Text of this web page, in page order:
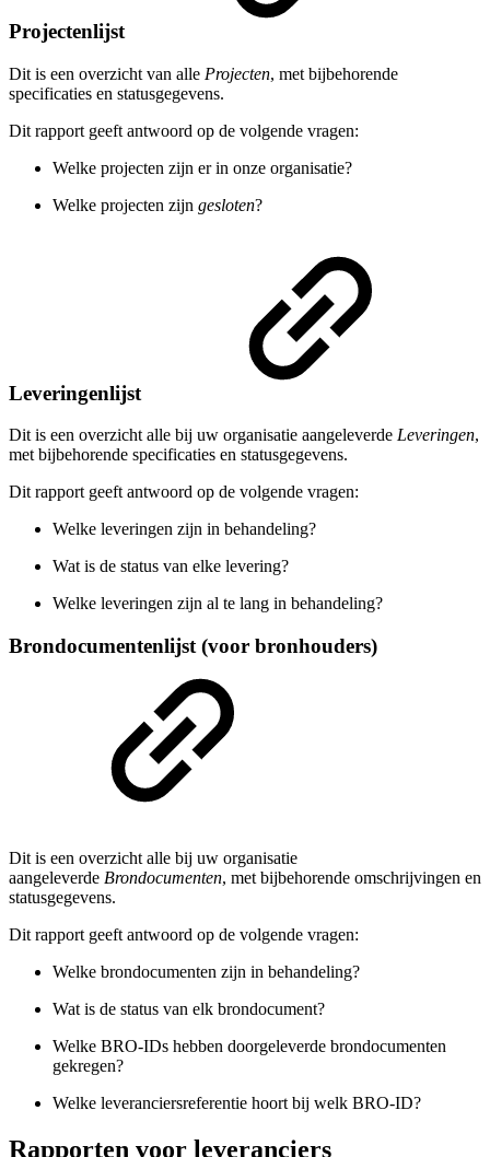
Projectenlijst
Dit is een overzicht van alle Projecten, met bijbehorende
specificaties en statusgegevens.
Dit rapport geeft antwoord op de volgende vragen:
Welke projecten zijn er in onze organisatie?
Welke projecten zijn gesloten?
Leveringenlijst
Dit is een overzicht alle bij uw organisatie aangeleverde Leveringen,
met bijbehorende specificaties en statusgegevens.
Dit rapport geeft antwoord op de volgende vragen:
Welke leveringen zijn in behandeling?
Wat is de status van elke levering?
Welke leveringen zijn al te lang in behandeling?
Brondocumentenlijst (voor bronhouders)
Dit is een overzicht alle bij uw organisatie
aangeleverde Brondocumenten, met bijbehorende omschrijvingen en
statusgegevens.
Dit rapport geeft antwoord op de volgende vragen:
Welke brondocumenten zijn in behandeling?
Wat is de status van elk brondocument?
Welke BRO-IDs hebben doorgeleverde brondocumenten
gekregen?
Welke leveranciersreferentie hoort bij welk BRO-ID?
Rapporten voor leveranciers